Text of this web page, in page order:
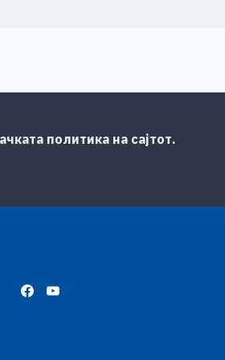
политика на сајтот.